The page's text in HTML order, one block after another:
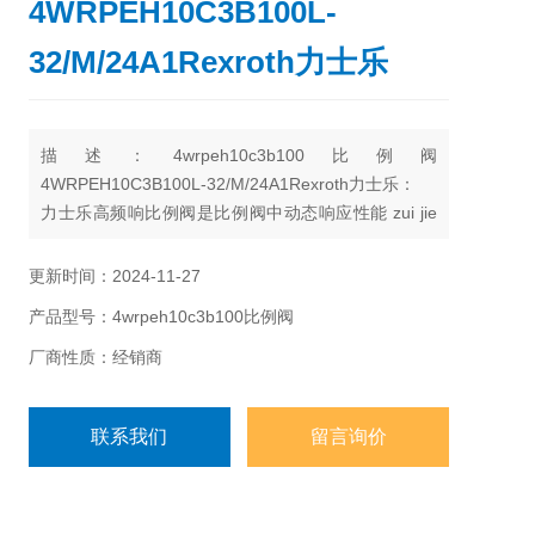
4WRPEH10C3B100L-
32/M/24A1Rexroth力士乐
描述：4wrpeh10c3b100比例阀
4WRPEH10C3B100L-32/M/24A1Rexroth力士乐：
力士乐高频响比例阀是比例阀中动态响应性能 zui jie
阀，但是它无零位死区、高精度、高频响对油液的清
性。
更新时间：2024-11-27
产品型号：4wrpeh10c3b100比例阀
厂商性质：经销商
联系我们 留言询价